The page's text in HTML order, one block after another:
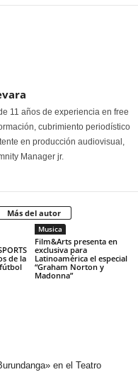
11 años de experiencia en free
cubrimiento periodístico
en producción audiovisual,
Manager jr.
Más del autor
de la
Musica
Film&Arts presenta en
exclusiva para
Latinoamérica el especial
“Graham Norton y
Madonna”
en el Teatro